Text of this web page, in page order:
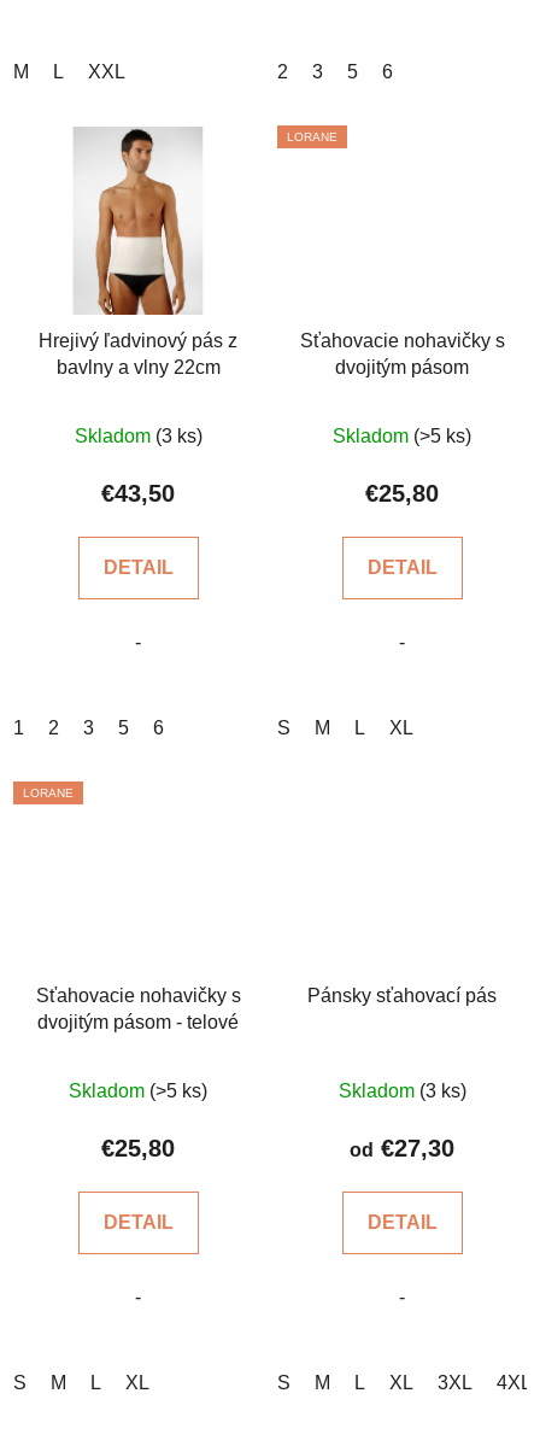
M L XXL 2 3 5 6
Hrejivý ľadvinový pás z
bavlny a vlny 22cm
hodnotenie
produktu
z
hviezdičiek.
Skladom (3 ks)
€43,50
DETAIL
-
1 2 3 5 6
LORANE
Sťahovacie nohavičky s
dvojitým pásom
hodnotenie
produktu
z
hviezdičiek.
Skladom (>5 ks)
€25,80
DETAIL
-
S M L XL
LORANE
Sťahovacie nohavičky s
dvojitým pásom - telové
hodnotenie
produktu
z
hviezdičiek.
Skladom (>5 ks)
€25,80
DETAIL
-
S M L XL
Pánsky sťahovací pás
hodnotenie
produktu
z
hviezdičiek.
Skladom (3 ks)
od €27,30
DETAIL
-
S M L XL 3XL 4XL